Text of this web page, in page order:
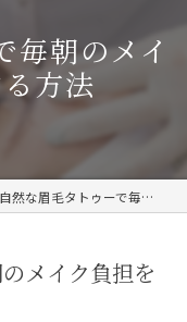
毎朝のメイ
方法
自然な眉毛タトゥーで毎朝のメイク負担を軽減する方法
メイク負担を